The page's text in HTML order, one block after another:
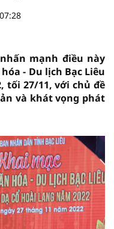
mạnh điều này
- Du lịch Bạc Liêu
tối 27/11, với chủ đề
và khát vọng phát